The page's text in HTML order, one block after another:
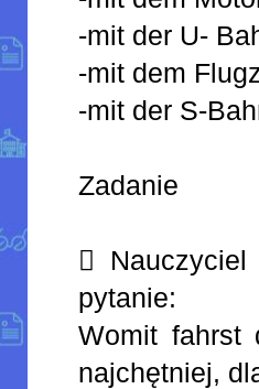
-mit der U-
-mit dem
-mit der S-
Zadanie
 Nauczyciel
pytanie:
Womit fahrst
najchętniej,